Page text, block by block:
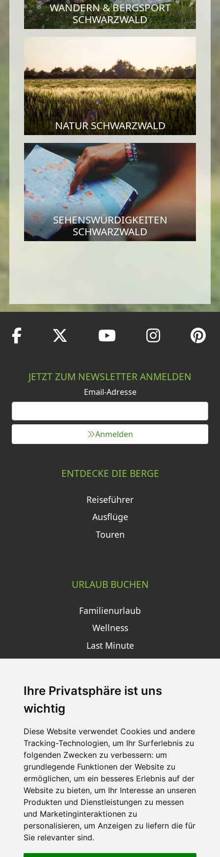
Ihre Privatsphäre ist uns
wichtig
Diese Website verwendet Cookies und andere
Tracking-Technologien, um Ihr Surferlebnis zu
folgenden Zwecken zu verbessern: um
grundlegende Funktionen der Website zu
ermöglichen, um ein besseres Erlebnis auf der
Website zu bieten, um Ihr Interesse an unseren
Produkten und Dienstleistungen zu messen
und Marketinginteraktionen zu
personalisieren, um Anzeigen zu liefern die für
Sie relevanter sind.
WANDERN & BERGSPORT
SCHWARZWALD
NATUR SCHWARZWALD
SEHENSWÜRDIGKEITEN
SCHWARZWALD
JETZT ZUM NEWSLETTER ANMELDEN
Email-Adresse
Anmelden
ENTDECKE DIE BERGE
Reiseführer
Ausflüge
Touren
URLAUB BUCHEN
Familienurlaub
Wellness
Last Minute
SCHNEEHÖHEN SKI APP
Die Schneehoehen Ski APP für iOS und Android - Ein
Muss für alle Wintersportler und Schneefreaks!
Impressum
Datenschutz
Nutzungsbedingungen